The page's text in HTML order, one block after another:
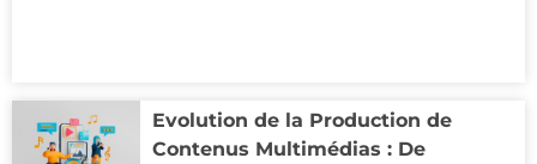
Evolution de la Production de
Contenus Multimédias : De